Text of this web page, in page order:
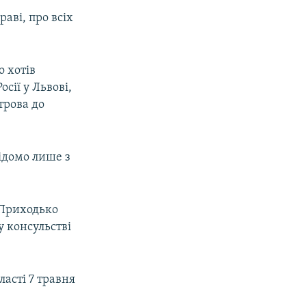
про всіх
хотів
у Львові,
до
лише з
консульстві
7 травня